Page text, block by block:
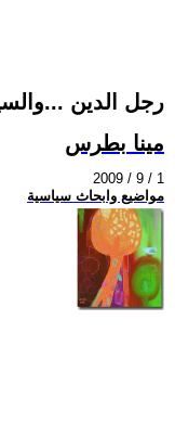
رجل الدين
مينا بطرس
2009 / 9 / 1
مواضيع وابحاث سياسية